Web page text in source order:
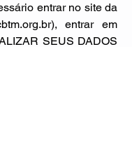
entrar no site da
entrar em
SEUS DADOS